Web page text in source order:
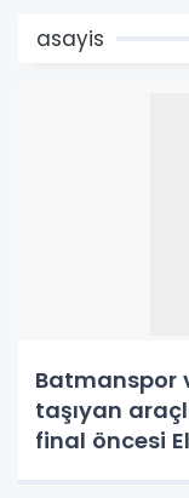
asayis
Batmanspor
taşıyan
final öncesi